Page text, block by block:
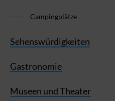
Campingplätze
Sehenswürdigkeiten
Gastronomie
Museen und Theater